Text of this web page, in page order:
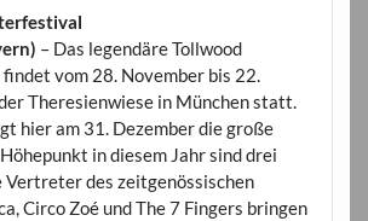
– Das legendäre Tollwood
vom 28. November bis 22.
Theresienwiese in München statt.
hier am 31. Dezember die große
in diesem Jahr sind drei
Vertreter des zeitgenössischen
Circo Zoé und The 7 Fingers bringen